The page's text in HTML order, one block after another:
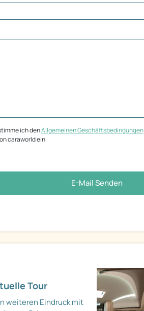
ich denAllgemeinen Geschäftsbedingungen
caraworld ein
E-Mail Senden
Tour
weiteren Eindruck mit